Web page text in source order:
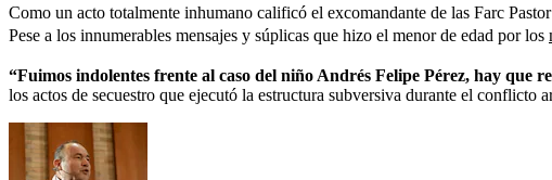
Como un acto totalmente inhumano calificó el excomandante de las Farc
Pese a los innumerables mensajes y súplicas que hizo el menor de edad por los
“Fuimos indolentes frente al caso del niño Andrés Felipe Pérez, hay que
los actos de secuestro que ejecutó la estructura subversiva durante el conflicto